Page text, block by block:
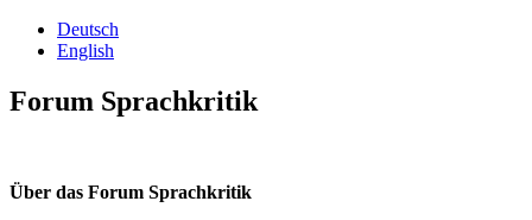
Deutsch
English
Forum Sprachkritik
Über das Forum Sprachkritik